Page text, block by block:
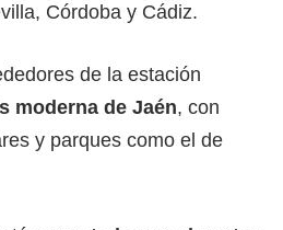
Córdoba y Cádiz.
de la estación
moderna de Jaén, con
y parques como el de